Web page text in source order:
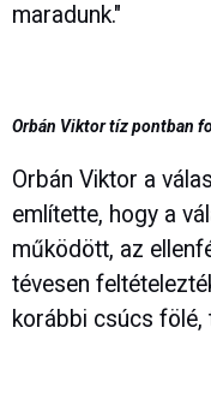
maradunk."
Orbán Viktor tíz pontban
Orbán Viktor a
említette, hogy a
működött, az
tévesen
korábbi csúcs